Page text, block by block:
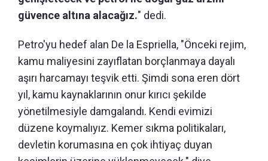
güvence altına alacağız." dedi.
Petro'yu hedef alan De la Espriella, "Önceki rejim,
kamu maliyesini zayıflatan borçlanmaya dayalı
aşırı harcamayı teşvik etti. Şimdi sona eren dört
yıl, kamu kaynaklarının onur kırıcı şekilde
yönetilmesiyle damgalandı. Kendi evimizi
düzene koymalıyız. Kemer sıkma politikaları,
devletin korumasına en çok ihtiyaç duyan